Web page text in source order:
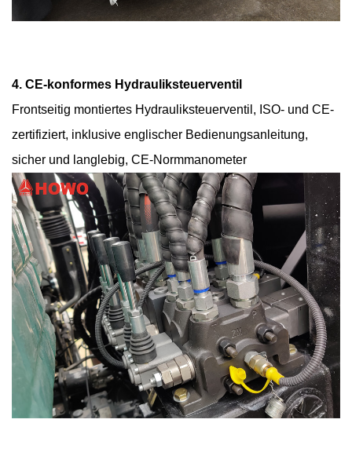
4. CE-konformes Hydrauliksteuerventil
Frontseitig montiertes Hydrauliksteuerventil, ISO- und CE-
zertifiziert, inklusive englischer Bedienungsanleitung,
sicher und langlebig, CE-Normmanometer